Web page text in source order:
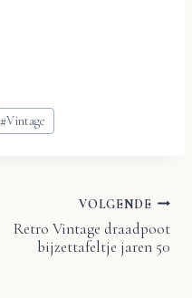
#Vintage
VOLGENDE
Retro Vintage draadpoot
bijzettafeltje jaren 50